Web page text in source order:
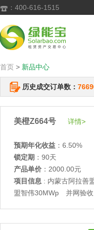
 ：400-616-1515
首页 > 新品中心
历史成交订单数：
美橙Z664号 详情>
预期年化收益 ：6.50%
锁定期 ：90天
产品单价 ：2000.00元
项目信息 : 内蒙古阿拉
盟智伟30MWp 并网验收